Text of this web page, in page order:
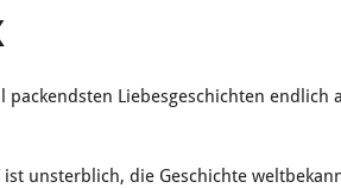
Liebesgeschichten endlich
unsterblich, die Geschichte